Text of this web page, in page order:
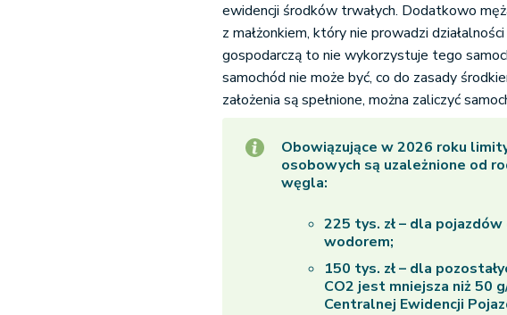
ewidencji środków trwałych. Dodatkowo
z małżonkiem, który nie prowadzi
gospodarczą to nie wykorzystuje tego
samochód nie może być, co do zasady
założenia są spełnione, można zaliczyć
Obowiązujące w 2026 roku
osobowych są uzależnione od
węgla:
225 tys. zł– dla pojazdów
wodorem;
150 tys. zł– dla
CO2 jest mniejsza niż 50
Centralnej Ewidencji